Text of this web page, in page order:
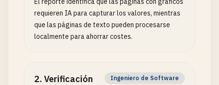
requieren IA para capturar los valores, mientras
que las páginas de texto pueden procesarse
localmente para ahorrar costes.
2. Verificación
Ingeniero de Software